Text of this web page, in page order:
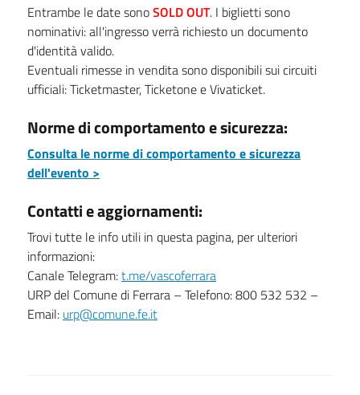
Entrambe le date sonoSOLD OUT. I biglietti sono
nominativi: all'ingresso verrà richiesto un documento
d'identità valido.
Eventuali rimesse in vendita sono disponibili sui circuiti
ufficiali: Ticketmaster, Ticketone e Vivaticket.
Norme di comportamento e sicurezza:
Consulta le norme di comportamento e sicurezza
dell'evento >
Contatti e aggiornamenti:
Trovi tutte le info utili in questa pagina, per ulteriori
informazioni:
Canale Telegram:t.me/vascoferrara
URP del Comune di Ferrara – Telefono: 800 532 532 –
Email: urp@comune.fe.it